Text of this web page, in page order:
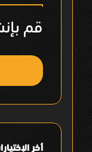
قم
أخر